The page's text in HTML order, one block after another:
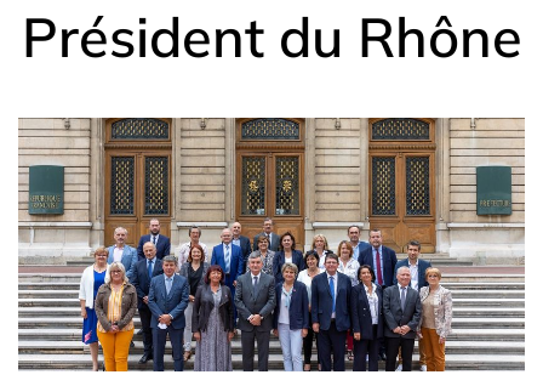
Président du Rhône